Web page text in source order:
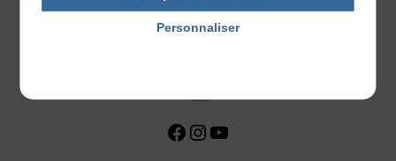
Facebook InstagramYouTube
Personnaliser